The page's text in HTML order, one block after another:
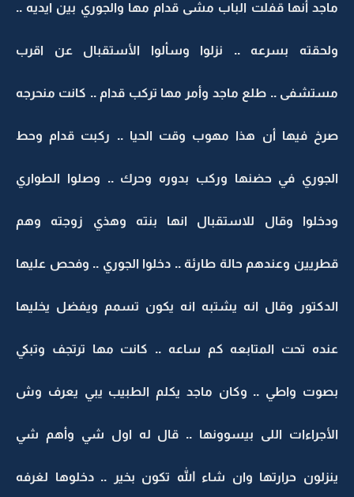
ماجد أنها قفلت الباب مشى قدام مها والجوري بين ايديه ..
ولحقته بسرعه .. نزلوا وسألوا الأستقبال عن اقرب
مستشفى .. طلع ماجد وأمر مها تركب قدام .. كانت منحرجه
صرخ فيها أن هذا مهوب وقت الحيا .. ركبت قدام وحط
الجوري في حضنها وركب بدوره وحرك .. وصلوا الطواري
ودخلوا وقال للاستقبال انها بنته وهذي زوجته وهم
قطريين وعندهم حالة طارئة .. دخلوا الجوري .. وفحص عليها
الدكتور وقال انه يشتبه انه يكون تسمم ويفضل يخليها
عنده تحت المتابعه كم ساعه .. كانت مها ترتجف وتبكي
بصوت واطي .. وكان ماجد يكلم الطبيب يبي يعرف وش
الأجراءات اللى بيسوونها .. قال له اول شي وأهم شي
ينزلون حرارتها وان شاء الله تكون بخير .. دخلوها لغرفه